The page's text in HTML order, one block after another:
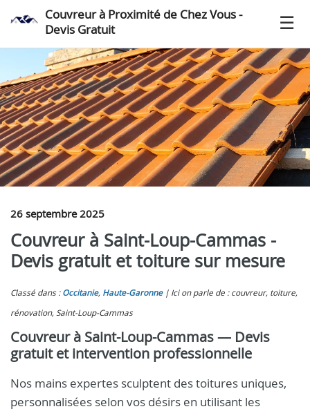
Couvreur à Proximité de Chez Vous -
Devis Gratuit
26 septembre 2025
Couvreur à Saint-Loup-Cammas -
Devis gratuit et toiture sur mesure
Classé dans : Occitanie, Haute-Garonne
Ici on parle de : couvreur, toiture,
rénovation, Saint-Loup-Cammas
Couvreur à Saint-Loup-Cammas — Devis
gratuit et intervention professionnelle
Nos mains expertes sculptent des toitures uniques,
personnalisées selon vos désirs en utilisant les